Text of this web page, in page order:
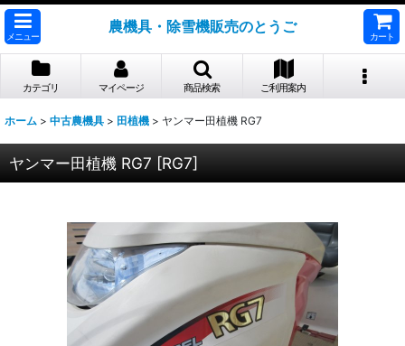
メニュー
農機具・除雪機販売のとうご
カート
カテゴリ マイページ 商品検索 ご利用案内
ホーム > 中古農機具 > 田植機 > ヤンマー田植機 RG7
ヤンマー田植機 RG7 [RG7]